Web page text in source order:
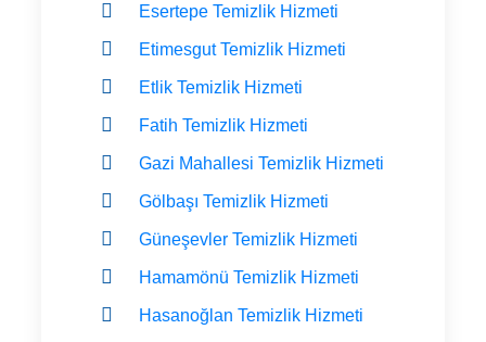
Esertepe Temizlik Hizmeti
Etimesgut Temizlik Hizmeti
Etlik Temizlik Hizmeti
Fatih Temizlik Hizmeti
Gazi Mahallesi Temizlik Hizmeti
Gölbaşı Temizlik Hizmeti
Güneşevler Temizlik Hizmeti
Hamamönü Temizlik Hizmeti
Hasanoğlan Temizlik Hizmeti